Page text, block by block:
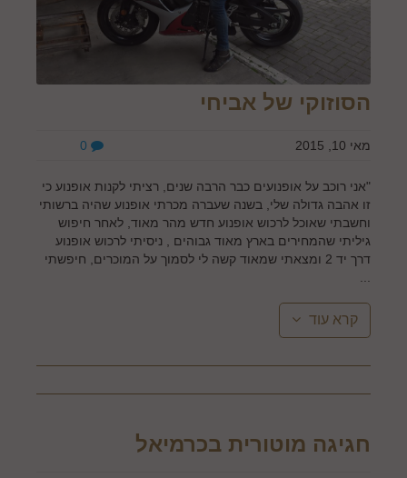
הסוזוקי של אביחי
מאי 10, 2015
"אני רוכב על אופנועים כבר הרבה שנים, רציתי לקנות אופנוע כי
זו אהבה גדולה שלי, בשנה שעברה מכרתי אופנוע שהיה ברשותי
וחשבתי שאוכל לרכוש אופנוע חדש מהר מאוד, לאחר חיפוש
גיליתי שהמחירים בארץ מאוד גבוהים , ניסיתי לרכוש אופנוע
דרך יד 2 ומצאתי שמאוד קשה לי לסמוך על המוכרים, חיפשתי
...
קרא עוד
חגיגה מוטורית בכרמיאל